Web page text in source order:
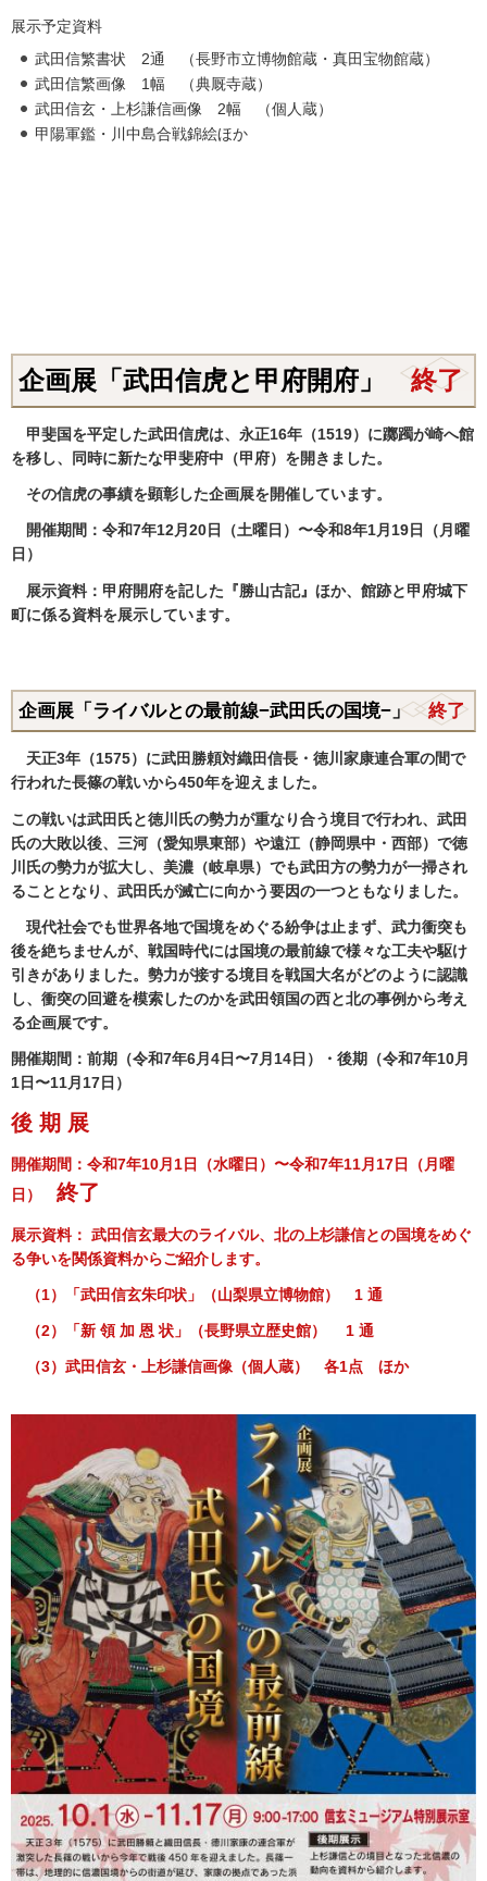
展示予定資料
武田信繁書状 2通 （長野市立博物館蔵・真田宝物館蔵）
武田信繁画像 1幅 （典厩寺蔵）
武田信玄・上杉謙信画像 2幅 （個人蔵）
甲陽軍鑑・川中島合戦錦絵ほか
企画展「武田信虎と甲府開府」終了
甲斐国を平定した武田信虎は、永正16年（1519）に躑躅が崎へ館
を移し、同時に新たな甲斐府中（甲府）を開きました。
その信虎の事績を顕彰した企画展を開催しています。
開催期間：令和7年12月20日（土曜日）〜令和8年1月19日（月曜
日）
展示資料：甲府開府を記した『勝山古記』ほか、館跡と甲府城下
町に係る資料を展示しています。
企画展「ライバルとの最前線−武田氏の国境−」終了
天正3年（1575）に武田勝頼対織田信長・徳川家康連合軍の間で
行われた長篠の戦いから450年を迎えました。
この戦いは武田氏と徳川氏の勢力が重なり合う境目で行われ、武田
氏の大敗以後、三河（愛知県東部）や遠江（静岡県中・西部）で徳
川氏の勢力が拡大し、美濃（岐阜県）でも武田方の勢力が一掃され
ることとなり、武田氏が滅亡に向かう要因の一つともなりました。
現代社会でも世界各地で国境をめぐる紛争は止まず、武力衝突も
後を絶ちませんが、戦国時代には国境の最前線で様々な工夫や駆け
引きがありました。勢力が接する境目を戦国大名がどのように認識
し、衝突の回避を模索したのかを武田領国の西と北の事例から考え
る企画展です。
開催期間：前期（令和7年6月4日〜7月14日）・後期（令和7年10月
1日〜11月17日）
後 期 展
開催期間：令和7年10月1日（水曜日）〜令和7年11月17日（月曜
日）
終了
展示資料： 武田信玄最大のライバル、北の上杉謙信との国境をめぐ
る争いを関係資料からご紹介します。
（1）「武田信玄朱印状」（山梨県立博物館） 1 通
（2）「新 領 加 恩 状」（長野県立歴史館） 1 通
（3）武田信玄・上杉謙信画像（個人蔵） 各1点 ほか